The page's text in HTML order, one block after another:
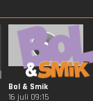
Bol & Smik
16 juli 09:15